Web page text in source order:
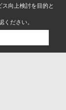
向上検討を目的と
ください。